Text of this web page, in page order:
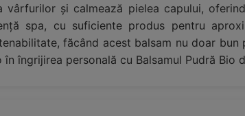
și calmează pielea capului,
spa, cu suficiente produs pentru
făcând acest balsam nu doar bun
îngrijirea personală cu Balsamul Pudră Bio